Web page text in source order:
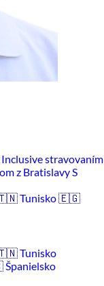
Inclusive stravovaním
z BratislavyS
Tunisko🇪🇬
Tunisko